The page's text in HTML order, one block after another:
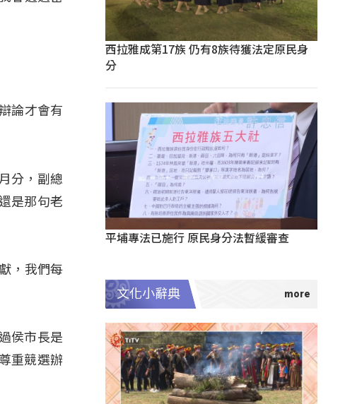
論才會有
分，副總
是那句老
，我們每
侯市長是
重競選辦
西拉雅成第17族 仍有8族待獲法定原民身
分
平埔專法已施行 原民身分法暫緩審查
文化小辭典